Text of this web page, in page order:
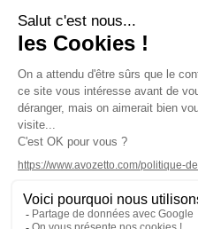
Mentions légales
Politique de protection des
CGV